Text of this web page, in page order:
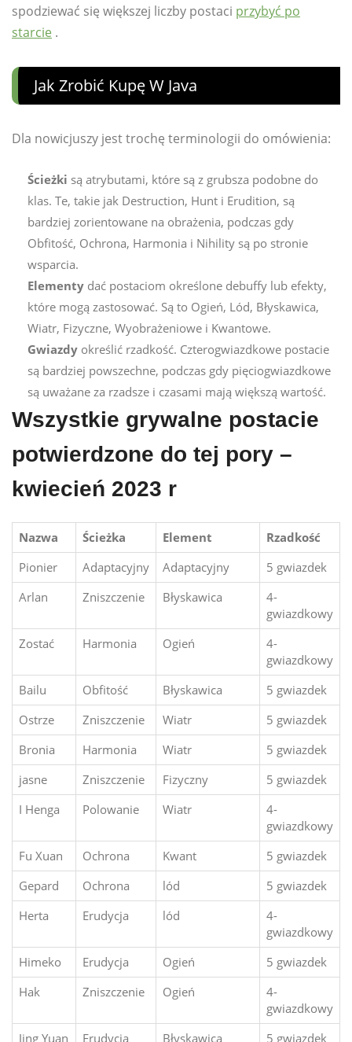
spodziewać się większej liczby postaci przybyć po
starcie .
Jak Zrobić Kupę W Java
Dla nowicjuszy jest trochę terminologii do omówienia:
Ścieżki są atrybutami, które są z grubsza podobne do
klas. Te, takie jak Destruction, Hunt i Erudition, są
bardziej zorientowane na obrażenia, podczas gdy
Obfitość, Ochrona, Harmonia i Nihility są po stronie
wsparcia.
Elementy dać postaciom określone debuffy lub efekty,
które mogą zastosować. Są to Ogień, Lód, Błyskawica,
Wiatr, Fizyczne, Wyobrażeniowe i Kwantowe.
Gwiazdy określić rzadkość. Czterogwiazdkowe postacie
są bardziej powszechne, podczas gdy pięciogwiazdkowe
są uważane za rzadsze i czasami mają większą wartość.
Wszystkie grywalne postacie
potwierdzone do tej pory –
kwiecień 2023 r
Nazwa Ścieżka Element
Rzadkość
Pionier
Adaptacyjny Adaptacyjny
5 gwiazdek
Arlan
Zniszczenie Błyskawica
4-
gwiazdkowy
Zostać
Harmonia Ogień
4-
gwiazdkowy
Bailu
Obfitość Błyskawica
5 gwiazdek
Ostrze
Zniszczenie Wiatr
5 gwiazdek
Bronia
Harmonia Wiatr
5 gwiazdek
jasne
Zniszczenie Fizyczny
5 gwiazdek
I Henga
Polowanie Wiatr
4-
gwiazdkowy
Fu Xuan
Ochrona Kwant
5 gwiazdek
Gepard
Ochrona lód
5 gwiazdek
Herta
Erudycja lód
4-
gwiazdkowy
Himeko
Erudycja Ogień
5 gwiazdek
Hak
Zniszczenie Ogień
4-
gwiazdkowy
Jing Yuan
Erudycja Błyskawica 5 gwiazdek